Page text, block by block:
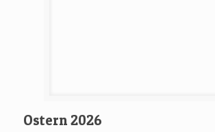
Ostern 2026